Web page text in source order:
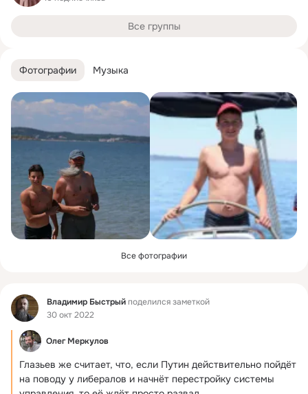
Фотографии Музыка
Все фотографии
Фид Владимир Быстрыйподелился заметкой
30 окт 2022
Олег Меркулов
Глазьев же считает, что, если Путин действительно пойдёт
на поводу у либералов и начнёт перестройку системы
Все группы